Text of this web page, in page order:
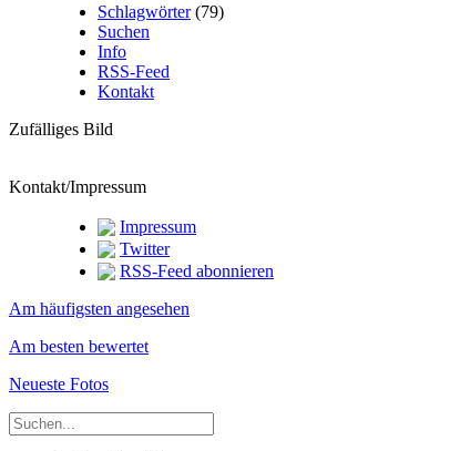
Schlagwörter(79)
Suchen
Info
RSS-Feed
Kontakt
Zufälliges Bild
Kontakt/Impressum
Impressum
Twitter
RSS-Feed abonnieren
Am häufigsten angesehen
Am besten bewertet
Neueste Fotos